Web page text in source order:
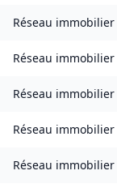
Réseau immobilier
Réseau immobilier
Réseau immobilier
Réseau immobilier
Réseau immobilier